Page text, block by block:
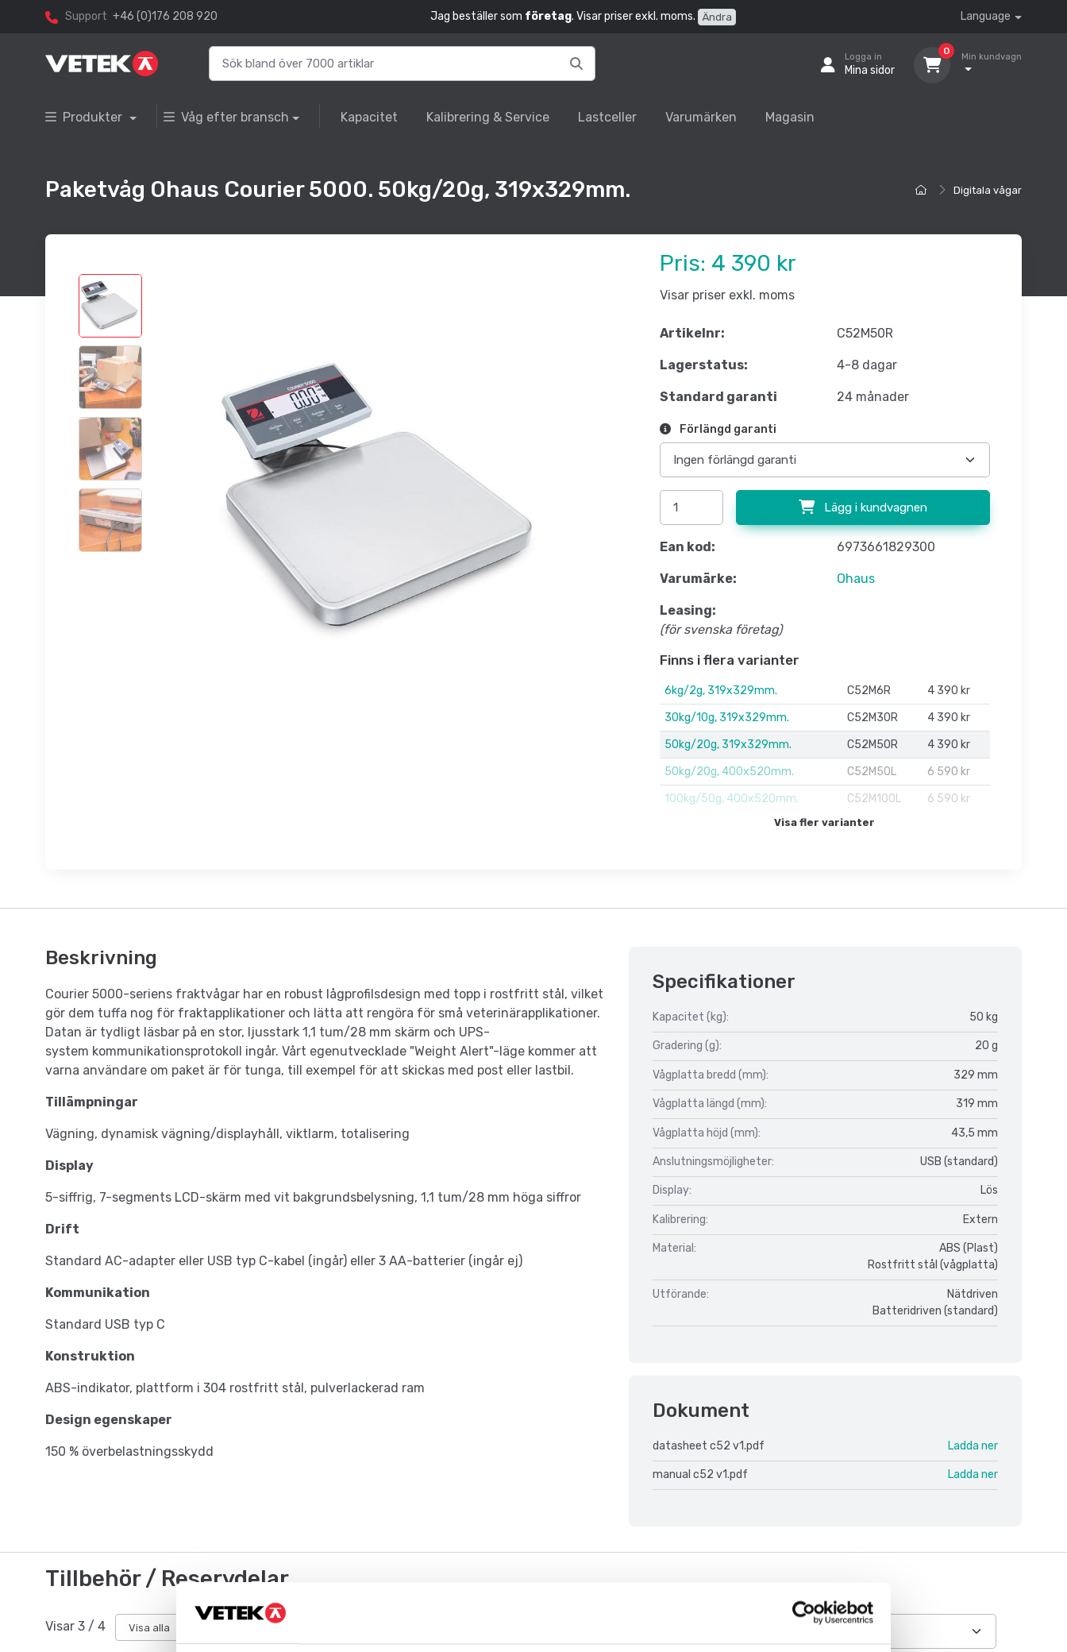
Support +46 (0)176 208 920 Jag beställer som företag. Visar priser exkl. moms. Ändra Language
Logga in
Mina sidor
0
Min kundvagn
Produkter Våg efter bransch Kapacitet Kalibrering & Service Lastceller Varumärken Magasin
Digitala vågar
Paketvåg Ohaus Courier 5000. 50kg/20g, 319x329mm.
Pris: 4 390 kr
Visar priser exkl. moms
Artikelnr: C52M50R
Lagerstatus: 4-8 dagar
Standard garanti 24 månader
Förlängd garanti
Lägg i kundvagnen
Ean kod: 6973661829300
Varumärke: Ohaus
Leasing:
(för svenska företag)
Finns i flera varianter
6kg/2g, 319x329mm. C52M6R
4 390 kr
30kg/10g, 319x329mm.
C52M30R
4 390 kr
50kg/20g, 319x329mm.
C52M50R
4 390 kr
50kg/20g, 400x520mm.
C52M50L
6 590 kr
100kg/50g, 400x520mm.
C52M100L 6 590 kr
Visa fler varianter
Beskrivning
Courier 5000-seriens fraktvågar har en robust lågprofilsdesign med topp i rostfritt stål, vilket
gör dem tuffa nog för fraktapplikationer och lätta att rengöra för små veterinärapplikationer.
Datan är tydligt läsbar på en stor, ljusstark 1,1 tum/28 mm skärm och UPS-
system kommunikationsprotokoll ingår. Vårt egenutvecklade "Weight Alert"-läge kommer att
varna användare om paket är för tunga, till exempel för att skickas med post eller lastbil.
Tillämpningar
Vägning, dynamisk vägning/displayhåll, viktlarm, totalisering
Display
5-siffrig, 7-segments LCD-skärm med vit bakgrundsbelysning, 1,1 tum/28 mm höga siffror
Drift
Standard AC-adapter eller USB typ C-kabel (ingår) eller 3 AA-batterier (ingår ej)
Kommunikation
Standard USB typ C
Konstruktion
ABS-indikator, plattform i 304 rostfritt stål, pulverlackerad ram
Design egenskaper
150 % överbelastningsskydd
Specifikationer
Kapacitet (kg): 50 kg
Gradering (g): 20 g
Vågplatta bredd (mm): 329 mm
Vågplatta längd (mm): 319 mm
Vågplatta höjd (mm): 43,5 mm
Anslutningsmöjligheter: USB (standard)
Display: Lös
Kalibrering: Extern
Material:
ABS (Plast)
Rostfritt stål (vågplatta)
Utförande:
Nätdriven
Batteridriven (standard)
Dokument
datasheet c52 v1.pdf Ladda ner
manual c52 v1.pdf Ladda ner
Tillbehör / Reservdelar
Visar 3 / 4 Visa alla